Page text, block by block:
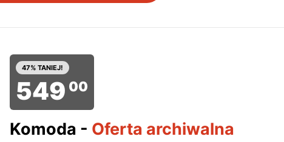
47% TANIEJ!
549 00
Komoda - Oferta archiwalna